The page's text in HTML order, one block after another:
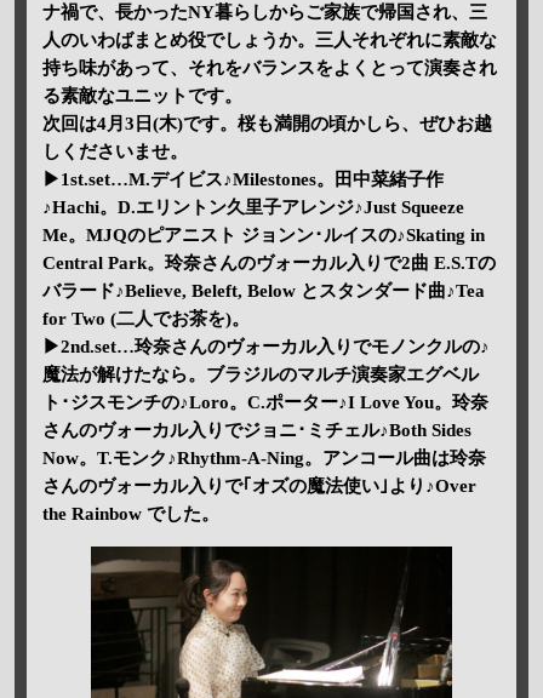
ナ禍で、長かったNY暮らしからご家族で帰国され、三
人のいわばまとめ役でしょうか。三人それぞれに素敵な
持ち味があって、それをバランスをよくとって演奏され
る素敵なユニットです。
次回は4月3日(木)です。桜も満開の頃かしら、ぜひお越
しくださいませ。
▶1st.set…M.デイビス♪Milestones。田中菜緒子作
♪Hachi。D.エリントン久里子アレンジ♪Just Squeeze
Me。MJQのピアニスト ジョンン･ルイスの♪Skating in
Central Park。玲奈さんのヴォーカル入りで2曲 E.S.Tの
バラード♪Believe, Beleft, Below とスタンダード曲♪Tea
for Two (二人でお茶を)。
▶2nd.set…玲奈さんのヴォーカル入りでモノンクルの♪
魔法が解けたなら。ブラジルのマルチ演奏家エグベル
ト･ジスモンチの♪Loro。C.ポーター♪I Love You。玲奈
さんのヴォーカル入りでジョニ･ミチェル♪Both Sides
Now。T.モンク♪Rhythm-A-Ning。アンコール曲は玲奈
さんのヴォーカル入りで｢オズの魔法使い｣より♪Over
the Rainbow でした。